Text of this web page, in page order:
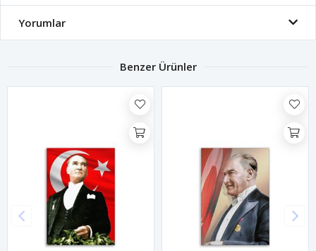
Yorumlar
Benzer Ürünler